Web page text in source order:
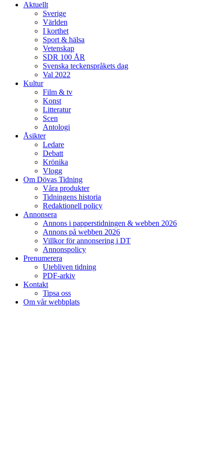
Aktuellt
Sverige
Världen
I korthet
Sport & hälsa
Vetenskap
SDR 100 ÅR
Svenska teckenspråkets dag
Val 2022
Kultur
Film & tv
Konst
Litteratur
Scen
Antologi
Åsikter
Ledare
Debatt
Krönika
Vlogg
Om Dövas Tidning
Våra produkter
Tidningens historia
Redaktionell policy
Annonsera
Annons i papperstidningen & webben 2026
Annons på webben 2026
Villkor för annonsering i DT
Annonspolicy
Prenumerera
Utebliven tidning
PDF-arkiv
Kontakt
Tipsa oss
Om vår webbplats